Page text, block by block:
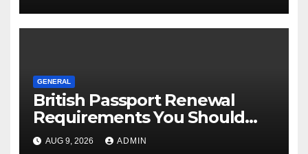
GENERAL
British Passport Renewal
Requirements You Should
Know
AUG 9, 2026 ADMIN